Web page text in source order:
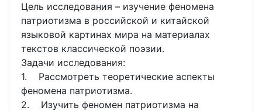
Цель исследования – изучение феномена
патриотизма в российской и китайской
языковой картинах мира на материалах
текстов классической поэзии.
Задачи исследования:
1. Рассмотреть теоретические аспекты
феномена патриотизма.
2. Изучить феномен патриотизма на